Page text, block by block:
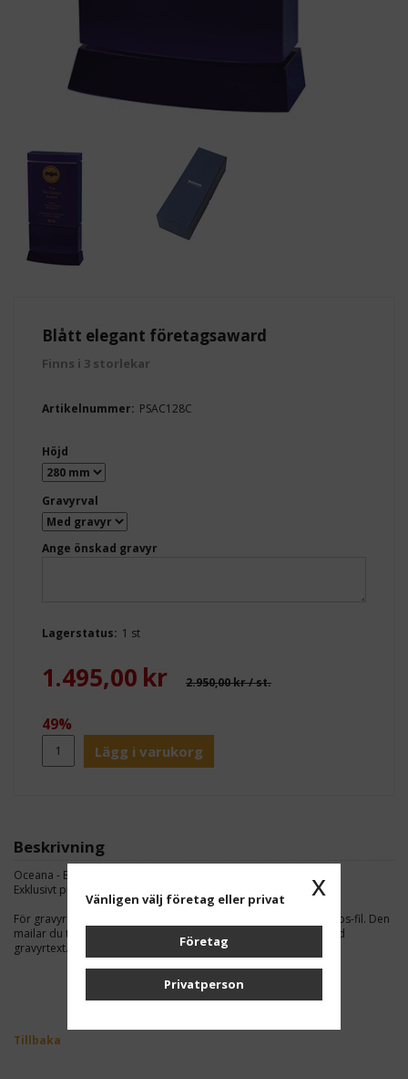
Blått elegant företagsaward
Finns i 3 storlekar
Artikelnummer: PSAC128C
Höjd
Gravyrval
Ange önskad gravyr
Lagerstatus: 1 st
1.495,00 kr 2.950,00 kr/ st.
49%
Lägg i varukorg
Beskrivning
Oceana - Blue Optical Crystal Award.
Exklusivt pris med mkt tyngd, matchande presentask ingår.
För gravyr av logotype behöver du maila oss en vektoriserad eps-fil. Den
mailar du till oss på
info@prishuset.se
tillsammans med önskad
gravyrtext.
Tillbaka
x
Vänligen välj företag eller privat
Företag
Privatperson